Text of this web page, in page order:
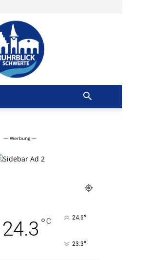
Ruhrblick
Schwerte
— Werbung —
24.3 °C 24.6°
23.3°